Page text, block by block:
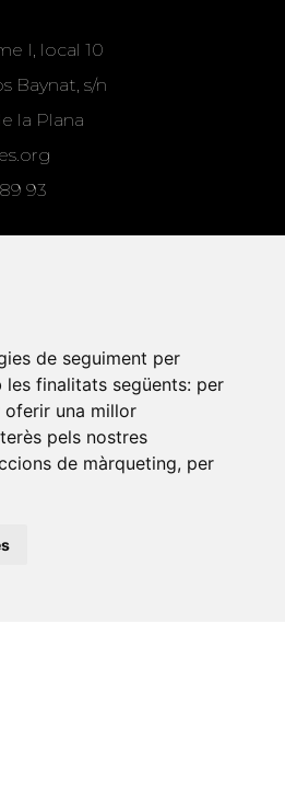
de seguiment per
finalitats següents: per
oferir una millor
pels nostres
de màrqueting, per
I, local 10
Baynat, s/n
la Plana
93